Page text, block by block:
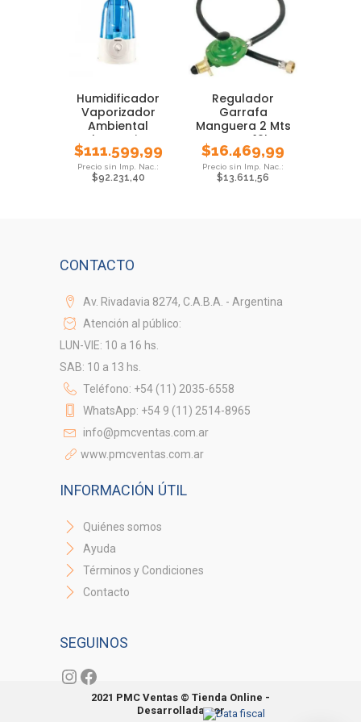
Humidificador
Vaporizador
Ambiental
Ultrasonico
Daewoo 3 Lts
$111.599,99
$92.231,40
Regulador
Garrafa
Manguera 2 Mts
Brogas 10kg
Cocina Anafe
$16.469,99
$13.611,56
CONTACTO
Av. Rivadavia 8274, C.A.B.A. - Argentina
Atención al público:
LUN-VIE: 10 a 16 hs.
SAB: 10 a 13 hs.
Teléfono: +54 (11) 2035-6558
WhatsApp: +54 9 (11) 2514-8965
info@pmcventas.com.ar
www.pmcventas.com.ar
INFORMACIÓN ÚTIL
Quiénes somos
Ayuda
Términos y Condiciones
Contacto
SEGUINOS
Instagram
Facebook
2021 PMC Ventas © Tienda Online -
Desarrollada por